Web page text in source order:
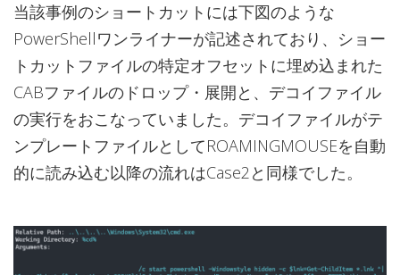
当該事例のショートカットには下図のような
PowerShellワンライナーが記述されており、ショー
トカットファイルの特定オフセットに埋め込まれた
CABファイルのドロップ・展開と、デコイファイル
の実行をおこなっていました。デコイファイルがテ
ンプレートファイルとしてROAMINGMOUSEを自動
的に読み込む以降の流れはCase2と同様でした。